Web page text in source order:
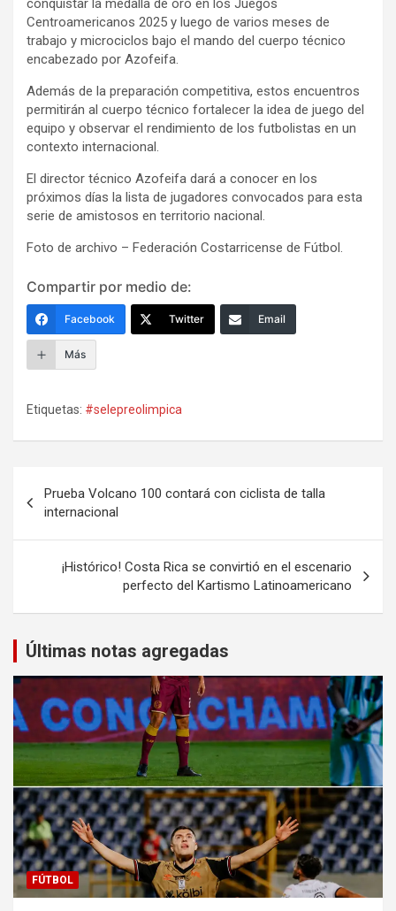
conquistar la medalla de oro en los Juegos
Centroamericanos 2025 y luego de varios meses de
trabajo y microciclos bajo el mando del cuerpo técnico
encabezado por Azofeifa.
Además de la preparación competitiva, estos encuentros
permitirán al cuerpo técnico fortalecer la idea de juego del
equipo y observar el rendimiento de los futbolistas en un
contexto internacional.
El director técnico Azofeifa dará a conocer en los
próximos días la lista de jugadores convocados para esta
serie de amistosos en territorio nacional.
Foto de archivo – Federación Costarricense de Fútbol.
Compartir por medio de:
Facebook Twitter Email
Más
Etiquetas: #selepreolimpica
de
entradas
Prueba Volcano 100 contará con ciclista de talla
internacional
¡Histórico! Costa Rica se convirtió en el escenario
perfecto del Kartismo Latinoamericano
Últimas notas agregadas
FÚTBOL